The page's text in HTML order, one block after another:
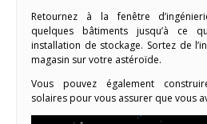
Retournez à la fenêtre
quelques bâtiments jusqu’à ce
installation de stockage. Sortez de
magasin sur votre astéroïde.
Vous pouvez également
solaires pour vous assurer que vous